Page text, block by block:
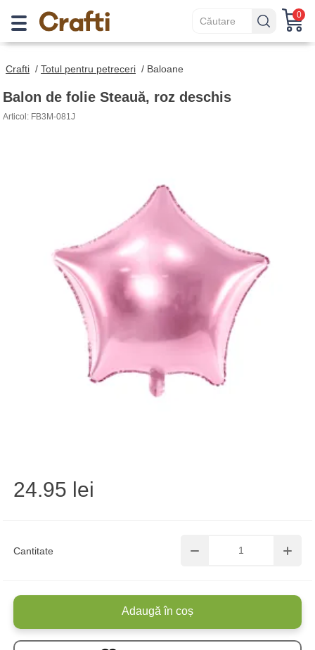
0
Crafti / Totul pentru petreceri / Baloane
Balon de folie Steauă, roz deschis
Articol: FB3M-081J
Cantitate
24.95 lei
Adaugă în coș